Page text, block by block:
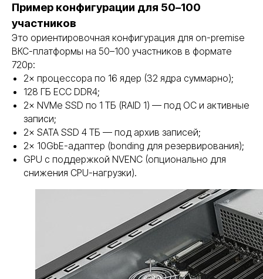
Пример конфигурации для 50–100
участников
Это ориентировочная конфигурация для on-premise
ВКС-платформы на 50–100 участников в формате
720p:
2× процессора по 16 ядер (32 ядра суммарно);
128 ГБ ECC DDR4;
2× NVMe SSD по 1 ТБ (RAID 1) — под ОС и активные
записи;
2× SATA SSD 4 ТБ — под архив записей;
2× 10GbE-адаптер (bonding для резервирования);
GPU с поддержкой NVENC (опционально для
снижения CPU-нагрузки).